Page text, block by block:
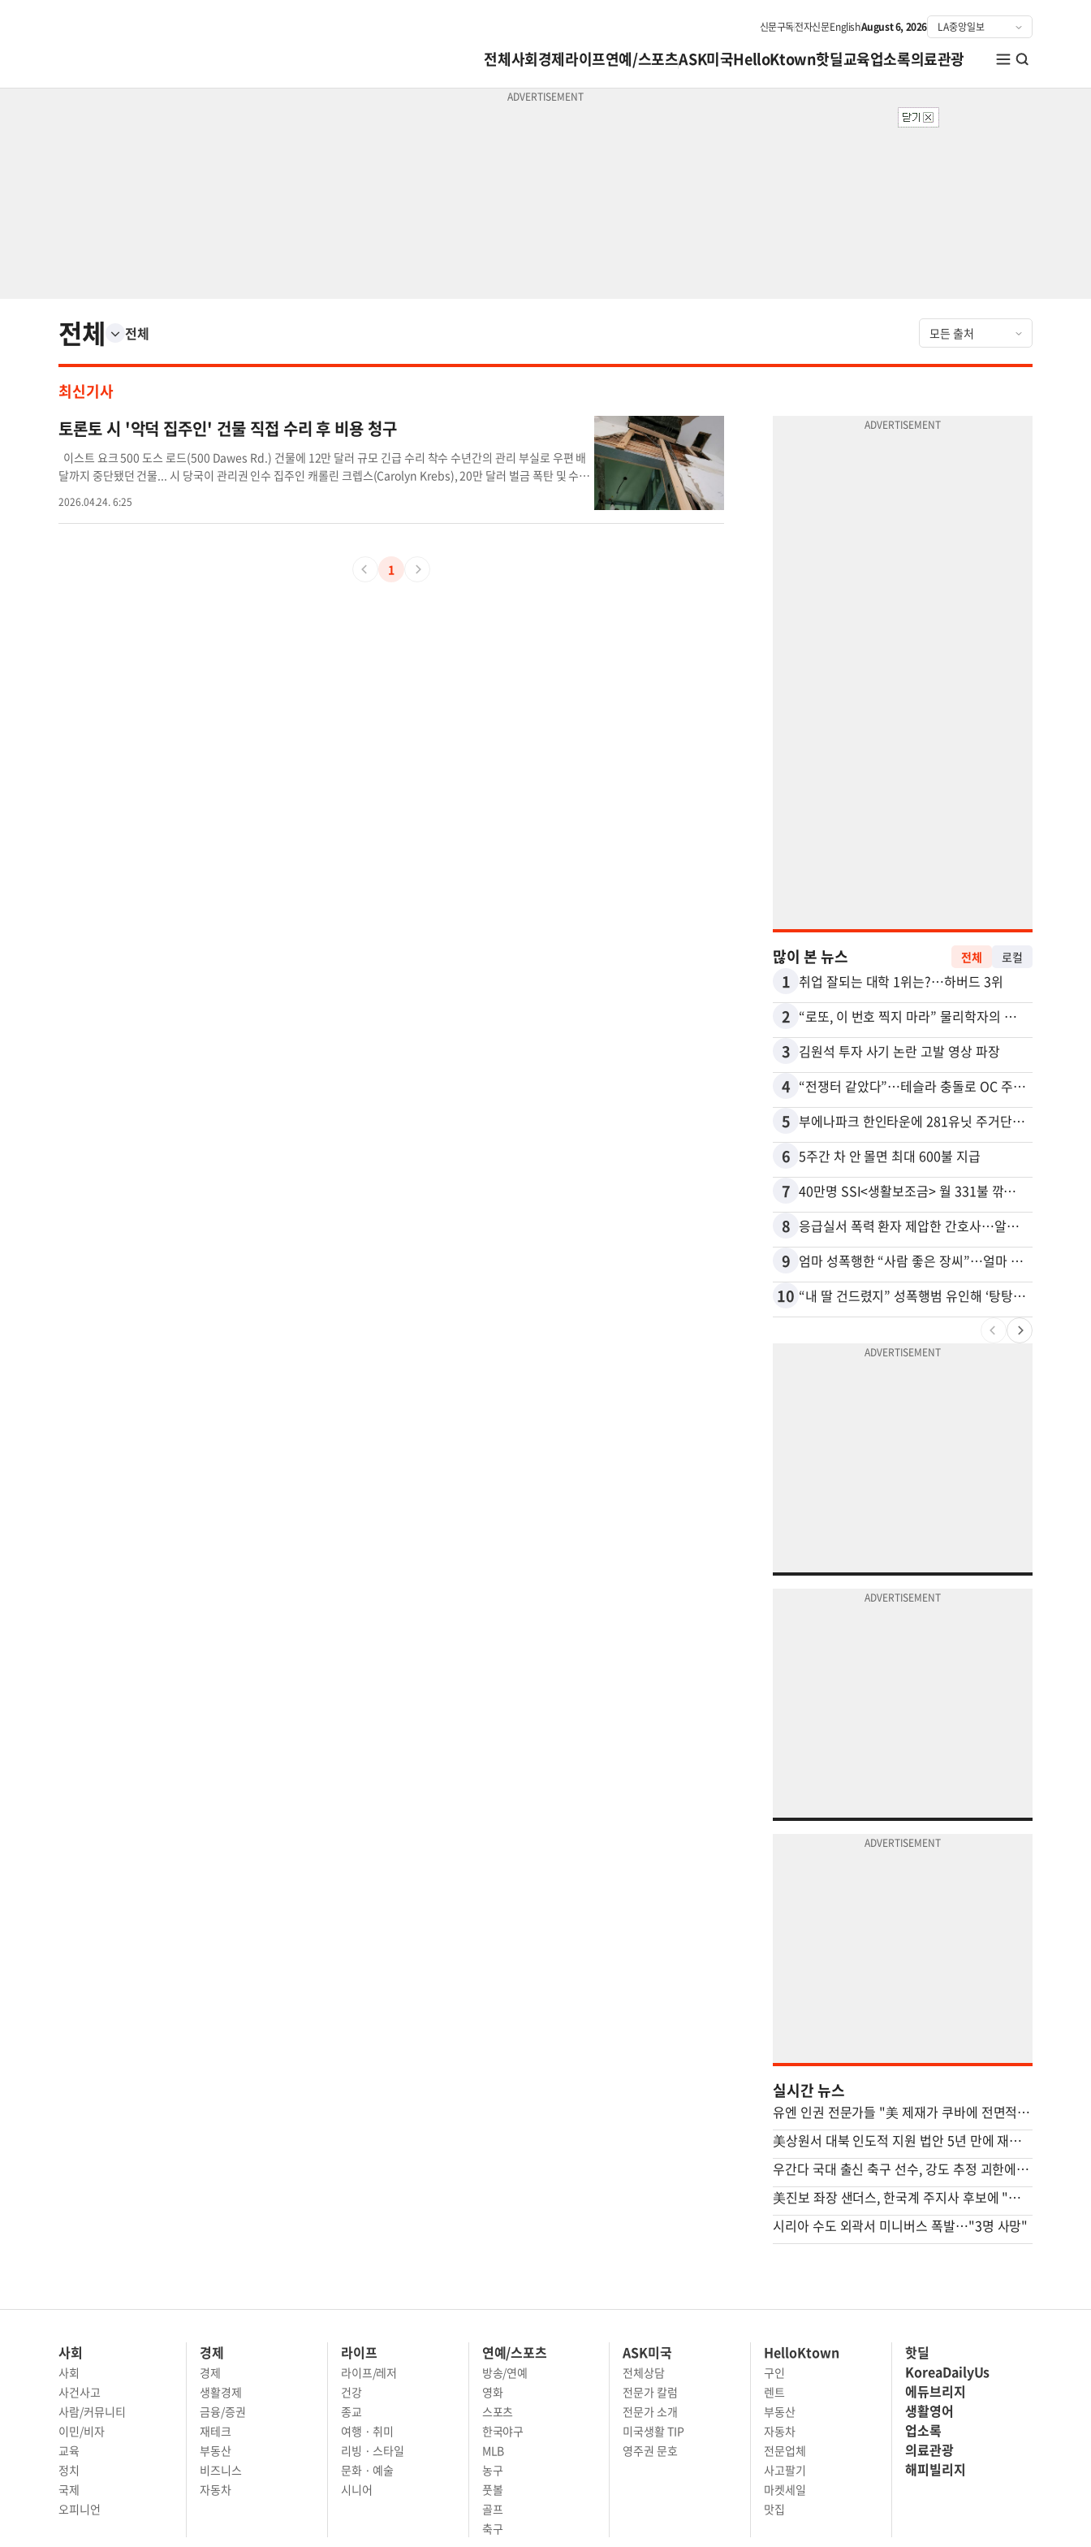
신문구독전자신문EnglishAugust 6, 2026
전체사회경제라이프연예/스포츠ASK미국HelloKtown핫딜교육업소록의료관광
전체 전체
최신기사
토론토 시 '악덕 집주인' 건물 직접 수리 후 비용 청구
이스트 요크 500 도스 로드(500 Dawes Rd.) 건물에 12만 달러 규모 긴급 수리 착수 수년간의 관리 부실로 우편 배
달까지 중단됐던 건물... 시 당국이 관리권 인수 집주인 캐롤린 크렙스(Carolyn Krebs), 20만 달러 벌금 폭탄 및 수리
았던 이스트 요크의 한 아파트 단지에 마침내 토론토 시가 직접 수리 인력을 투입했다. 23일 토론토 시는 500 도스 로
드 건물의 공용 공간 수리 및 해충 방역을 위해 12만 달러를 투입한다고 밝혔다. 이는 시가 집주인의 의사와 상관없이
집주인과의 전쟁' 첫 성과 이번 조치는 지난달 올리비아 차우(Olivia Chow) 토론토 시장이 발의한 '악덕 집주인 단
속(Cracking Down on Bad Landlords)' 결의안에 따른 것이다. 해당 건물은 엘리베이터 고장, 누수, 해충 문제 등
2026.04.24. 6:25
1
많이 본 뉴스 전체 로컬
1 취업 잘되는 대학 1위는?…하버드 3위
2 “로또, 이 번호 찍지 마라” 물리학자의 당첨금 높이는 비밀
3 김원석 투자 사기 논란 고발 영상 파장
4 “전쟁터 같았다”…테슬라 충돌로 OC 주택 4채 파손
5 부에나파크 한인타운에 281유닛 주거단지 들어선다
6 5주간 차 안 몰면 최대 600불 지급
7 40만명 SSI<생활보조금> 월 331불 깎이나
8 응급실서 폭력 환자 제압한 간호사…알고 보니
9 엄마 성폭행한 “사람 좋은 장씨”…얼마 뒤 딸 배도 불러왔다
10 “내 딸 건드렸지” 성폭행범 유인해 ‘탕탕’…아빠의 복수 결말
실시간 뉴스
유엔 인권 전문가들 "美 제재가 쿠바에 전면적 위기 초래"
美상원서 대북 인도적 지원 법안 5년 만에 재발의
우간다 국대 출신 축구 선수, 강도 추정 괴한에 피살
美진보 좌장 샌더스, 한국계 주지사 후보에 "공개지지 않겠다"
시리아 수도 외곽서 미니버스 폭발…"3명 사망"
사회
사회
사건사고
사람/커뮤니티
이민/비자
교육
정치
국제
오피니언
경제
경제
생활경제
금융/증권
재테크
부동산
비즈니스
자동차
라이프
라이프/레저
건강
종교
여행 · 취미
리빙 · 스타일
문화 · 예술
시니어
연예/스포츠
방송/연예
영화
스포츠
한국야구
MLB
농구
풋볼
골프
축구
ASK미국
전체상담
전문가 칼럼
전문가 소개
미국생활 TIP
영주권 문호
HelloKtown
구인
렌트
부동산
자동차
전문업체
사고팔기
마켓세일
맛집
핫딜
KoreaDailyUs
에듀브리지
생활영어
업소록
의료관광
해피빌리지